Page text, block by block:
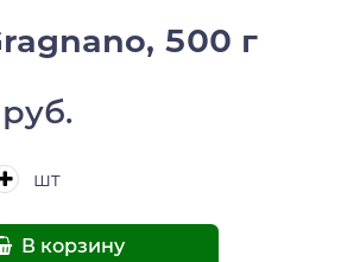
500 г
шт
В корзину